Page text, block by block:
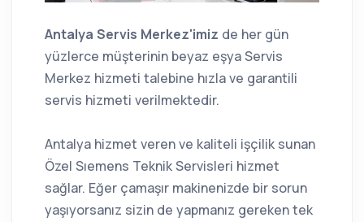
Antalya Servis Merkez'imiz de her gün
yüzlerce müşterinin beyaz eşya Servis
Merkez hizmeti talebine hızla ve garantili
servis hizmeti verilmektedir.
Antalya hizmet veren ve kaliteli işçilik sunan
Özel Sıemens Teknik Servisleri hizmet
sağlar. Eğer çamaşır makinenizde bir sorun
yaşıyorsanız sizin de yapmanız gereken tek